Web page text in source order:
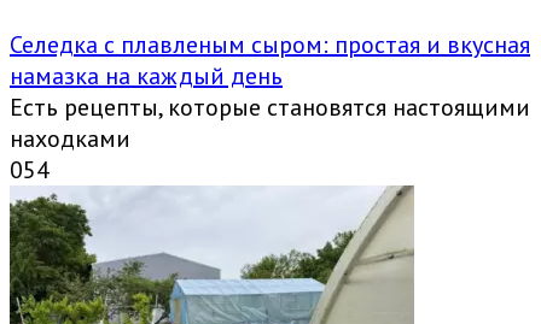
Селедка с плавленым сыром: простая и вкусная
намазка на каждый день
Есть рецепты, которые становятся настоящими
находками
054